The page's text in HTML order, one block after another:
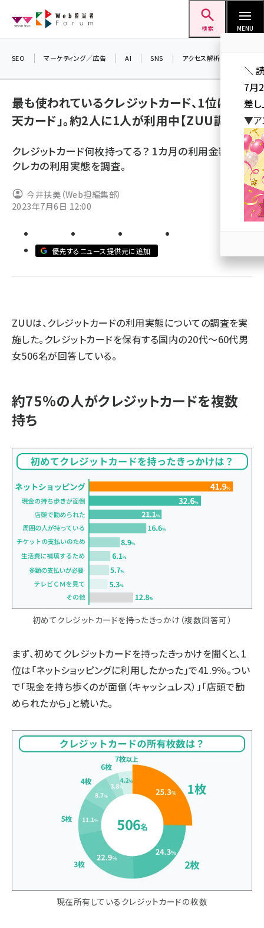
ン
検索 MENU
ai (2801)
note (2310)
z世代 (1620)
SEO マーケティング／広告 AI SNS アクセス解析／データ分析
最も使われているクレジットカード、1位は「楽
天カード」。約2人に1人が利用中【ZUU調べ】
クレジットカード何枚持ってる？ 1カ月の利用金額は？
クレカの利用実態を調査。
今井扶美（Web担編集部）
2023年7月6日 12:00
優先するニュース提供元に追加
ZUUは、クレジットカードの利用実態についての調査を実
施した。クレジットカードを保有する国内の20代〜60代男
女506名が回答している。
約75％の人がクレジットカードを複数
持ち
初めてクレジットカードを持ったきっかけ（複数回答可）
まず、初めてクレジットカードを持ったきっかけを聞くと、1
位は「ネットショッピングに利用したかった」で41.9％。つい
で「現金を持ち歩くのが面倒（キャッシュレス）」「店頭で勧
められたから」と続いた。
現在所有しているクレジットカードの枚数
＼
7月
差し
▼ア